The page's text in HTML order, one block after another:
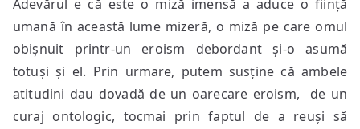
Adevărul e că este o miză imensă a aduce o ființă
umană în această lume mizeră, o miză pe care omul
obișnuit printr-un eroism debordant și-o asumă
totuși și el. Prin urmare, putem susține că ambele
atitudini dau dovadă de un oarecare eroism, de un
curaj ontologic, tocmai prin faptul de a reuși să